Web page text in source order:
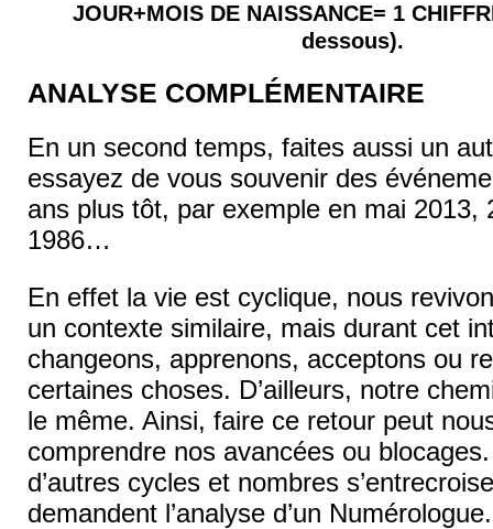
JOUR+MOIS DE NAISSANCE= 1
dessous).
ANALYSE COMPLÉMENTAIRE
En un second temps, faites aussi un
essayez de vous souvenir des
ans plus tôt, par exemple en mai 2013,
1986…
En effet la vie est cyclique, nous
un contexte similaire, mais durant cet
changeons, apprenons, acceptons ou
certaines choses. D’ailleurs, notre
le même. Ainsi, faire ce retour peut
comprendre nos avancées ou
d’autres cycles et nombres
demandent l’analyse d’un